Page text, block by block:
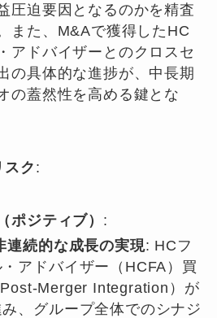
圧迫要因となるのかを精査
また、M&Aで獲得したHC
アドバイザーとのクロスセ
の具体的な進捗が、中長期
の蓋然性を高める鍵とな
ク :
ポジティブ） :
連続的な成長の実現: HCフ
・アドバイザー（HCFA）買
Merger Integration）が
、グループ全体でのシナジ